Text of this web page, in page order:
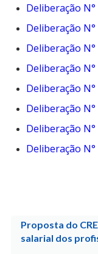
Deliberação N°
Deliberação N°
Deliberação N°
Deliberação N°
Deliberação N°
Deliberação N°
Deliberação N°
Deliberação N°
Proposta do
salarial dos